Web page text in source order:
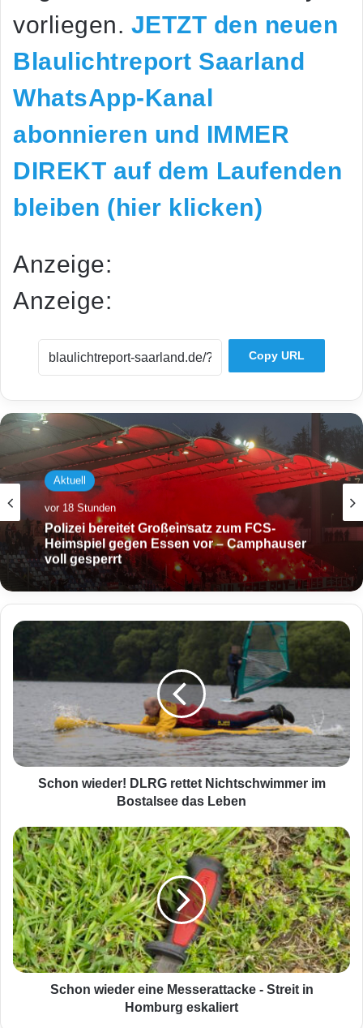
vorliegen. JETZT den neuen
Blaulichtreport Saarland
WhatsApp-Kanal
abonnieren und IMMER
DIREKT auf dem Laufenden
bleiben (hier klicken)
Anzeige:
Anzeige:
Copy URL
Aktuell
vor 18 Stunden
Polizei bereitet Großeinsatz zum FCS-
Heimspiel gegen Essen vor – Camphauser
voll gesperrt
S
o
e
d
D
L
R
G
r
e
t
t
e
Schon wieder! DLRG rettet Nichtschwimmer im
Bostalsee das Leben
S
c
h
o
n
w
i
e
d
Schon wieder eine Messerattacke - Streit in
Homburg eskaliert